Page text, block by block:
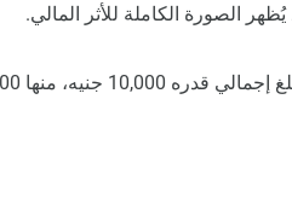
الصورة الكاملة للأثر المالي.